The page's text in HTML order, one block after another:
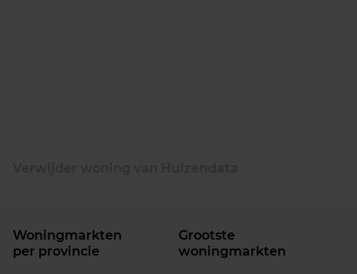
Woningmarkten
per provincie
Grootste
woningmarkten